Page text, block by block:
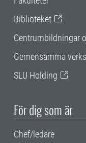
Biblioteket
Centrumbildningar
Gemensamma
SLU Holding
För dig som är
Chef/ledare